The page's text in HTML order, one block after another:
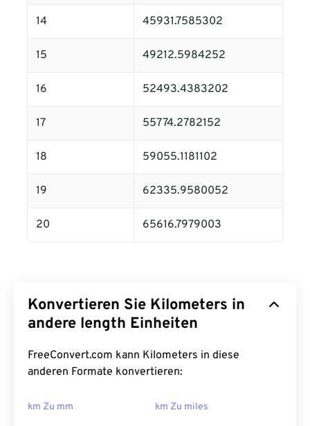
14 45931.7585302
15 49212.5984252
16 52493.4383202
17 55774.2782152
18 59055.1181102
19 62335.9580052
20 65616.7979003
Konvertieren Sie Kilometers in
andere length Einheiten
FreeConvert.com kann Kilometers in diese
anderen Formate konvertieren:
km Zu mm km Zu miles